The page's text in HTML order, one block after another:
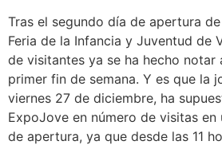
Tras el segundo día de apertura
Feria de la Infancia y Juventud de
de visitantes ya se ha hecho notar
primer fin de semana. Y es que la
viernes 27 de diciembre, ha
ExpoJove en número de visitas en
de apertura, ya que desde las 11